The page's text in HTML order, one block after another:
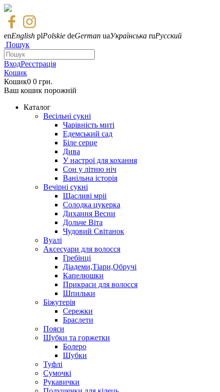
enEnglish plPolskie deGerman uaУкраїнська ruРусский
Пошук
ВходРеєстрація
Кошик
Кошик0 0 грн.
Ваш кошик порожній
Каталог
Весільні сукні
Чарівність миті
Едемський сад
Біле серце
Дива
У настрої для кохання
Сон у літню ніч
Ванільна історія
Вечірні сукні
Щасливі мріі
Солодка цукерка
Дихання Весни
Дольче Віта
Чудовий Світанок
Вуалі
Аксесуари для волосся
Гребінці
Діадеми,Тіари,Обручі
Капелюшки
Прикраси для волосся
Шпильки
Біжутерія
Cережки
Браслети
Пояси
Шубки та горжетки
Болеро
Шубки
Туфлі
Сумочкі
Рукавички